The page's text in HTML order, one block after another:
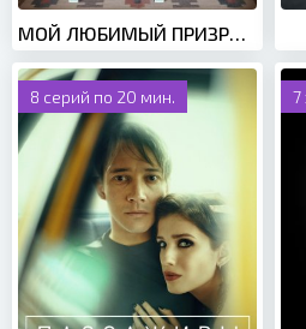
МОЙ ЛЮБИМЫЙ ПРИЗРАК (2017)
8 серий по 20 мин. 7